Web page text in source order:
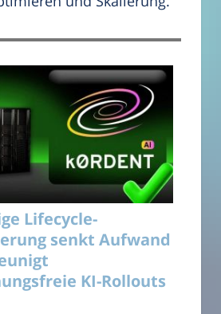
Lifecycle-
senkt Aufwand
KI-Rollouts